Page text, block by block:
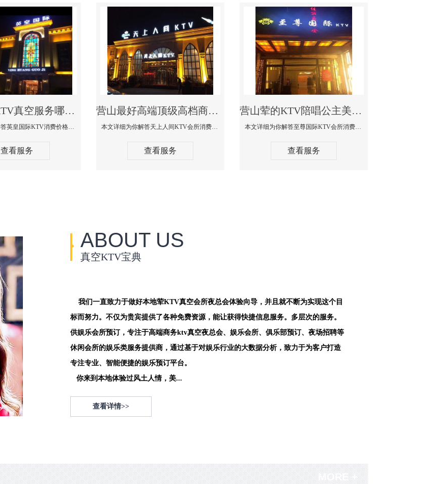
营山荤的KTV真空服务哪家好-英皇国际KTV消费价格口碑点评
本文详细为你解答英皇国际KTV消费价格点评，更多关于荤的KTV真空服务哪家好免费咨询156-5656-9542微信同步！
查看服务
营山最好高端顶级高档商务KTV夜总会-天上人间KTV消费点评
本文详细为你解答天上人间KTV会所消费价格点评，更多关于最好高端顶级高档商务KTV夜总会免费咨询156-5656-9542微信同步！
查看服务
营山荤的KTV陪唱公主美女哪家最多-至尊国际KTV会所消费价格
本文详细为你解答至尊国际KTV会所消费价格点评，更多关于荤的KTV陪唱公主美女哪家最多免费咨询156-5656-9542微信同步！
查看服务
ABOUT US
真空KTV宝典
我们一直致力于做好本地荤KTV真空会所夜总会体验向导，并且就不断为实现这个目
标而努力。不仅为贵宾提供了各种免费资源，能让获得快捷信息服务。多层次的服务。
供娱乐会所预订，专注于高端商务ktv真空夜总会、娱乐会所、俱乐部预订、夜场招聘等
休闲会所的娱乐类服务提供商，通过基于对娱乐行业的大数据分析，致力于为客户打造
专注专业、智能便捷的娱乐预订平台。
你来到本地体验过风土人情，美...
查看详情>>